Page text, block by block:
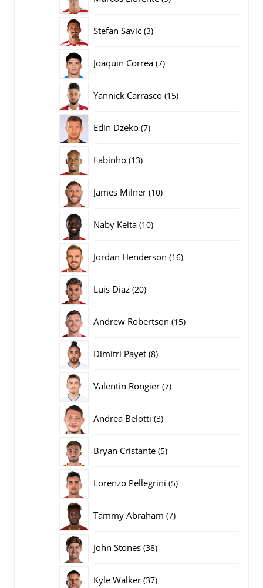
Stefan Savic 33
Joaquin Correa 77
Yannick Carrasco 1515
Edin Dzeko 77
Fabinho 1313
James Milner 1010
Naby Keita 1010
Jordan Henderson 1616
Luis Diaz 2020
Andrew Robertson 1515
Dimitri Payet 88
Valentin Rongier 77
Andrea Belotti 33
Bryan Cristante 55
Lorenzo Pellegrini 55
Tammy Abraham 77
John Stones 3838
Kyle Walker 3737